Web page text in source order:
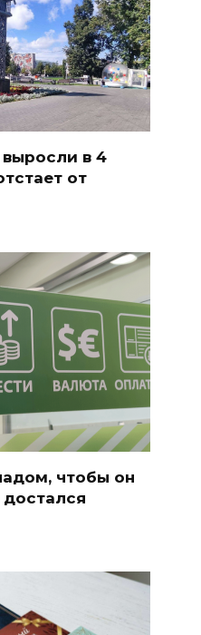
в 4
от
чтобы он
достался